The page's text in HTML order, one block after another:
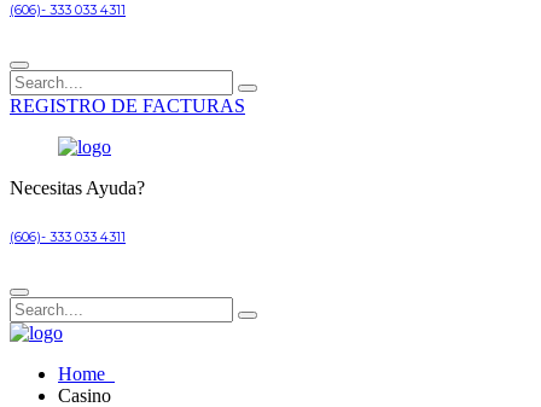
(606)- 333 033 4311
REGISTRO DE FACTURAS
Necesitas Ayuda?
(606)- 333 033 4311
Home
Casino